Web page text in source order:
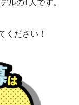
ください！